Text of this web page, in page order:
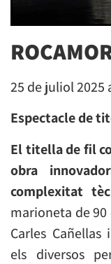
25 de juliol 2025
Espectacle de
El titella de fil
obra
complexitat
marioneta de 90
Carles
els diversos